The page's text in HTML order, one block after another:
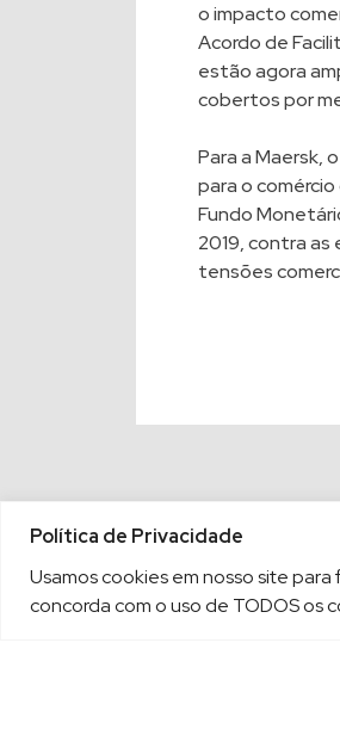
Política de Privacidade
Usamos cookies em nosso site
concorda com o uso de TODOS os
o impacto
Acordo de
estão agora
cobertos por
Para a Maersk,
para o
Fundo
2019, contra
tensões